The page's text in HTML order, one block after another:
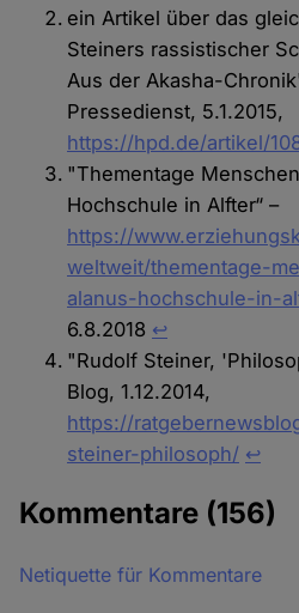
ein Artikel über das
Steiners rassistischer
Aus der Akasha-
Pressedienst, 5.1.2015,
https://hpd.de/artikel/
"Thementage
Hochschule in Alfter“ –
https://
weltweit/thementage-
alanus-hochschule-in-
6.8.2018 ↩︎
"Rudolf Steiner,
Blog, 1.12.2014,
https://
steiner-philosoph/ ↩︎
Kommentare (156)
Netiquette für Kommentare